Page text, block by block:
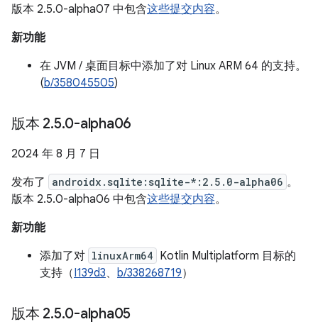
版本 2.5.0-alpha07 中包含这些提交内容。
新功能
在 JVM / 桌面目标中添加了对 Linux ARM 64 的支持。
(b/358045505)
版本 2.5.0-alpha06
2024 年 8 月 7 日
发布了
androidx.sqlite:sqlite-*:2.5.0-alpha06 。
版本 2.5.0-alpha06 中包含这些提交内容。
新功能
添加了对 linuxArm64 Kotlin Multiplatform 目标的
支持（I139d3、 b/338268719）
版本 2.5.0-alpha05